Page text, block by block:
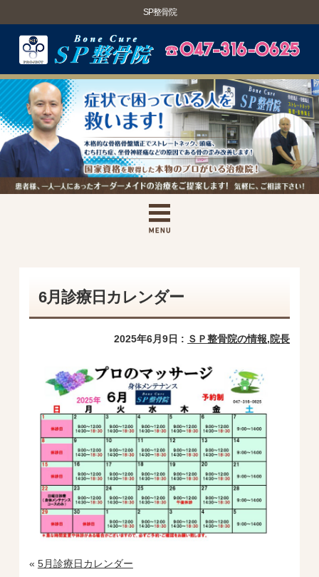
SP整骨院
6月診療日カレンダー
2025年6月9日 : ＳＰ整骨院の情報,院長
« 5月診療日カレンダー